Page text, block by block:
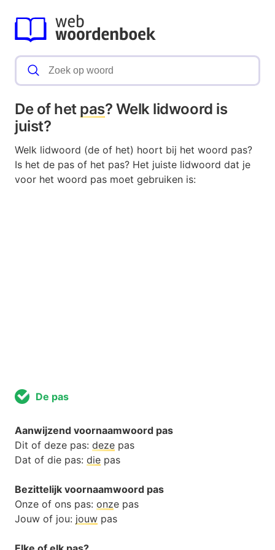
De of het pas? Welk lidwoord is
juist?
Welk lidwoord (de of het) hoort bij het woord pas?
Is het de pas of het pas? Het juiste lidwoord dat je
voor het woord pas moet gebruiken is:
De pas
Aanwijzend voornaamwoord pas
Dit of deze pas: deze pas
Dat of die pas: die pas
Bezittelijk voornaamwoord pas
Onze of ons pas: onze pas
Jouw of jou: jouw pas